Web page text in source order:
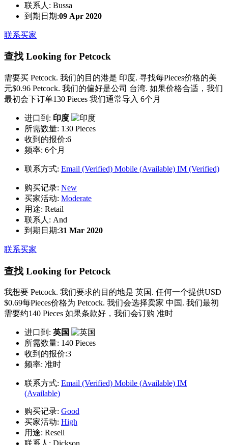
联系人: Bussa
到期日期:09 Apr 2020
联系买家
查找 Looking for Petcock
需要买 Petcock. 我们的目的港是 印度. 寻找每Pieces价格的美
元$0.96 Petcock. 我们的偏好是公司 台湾. 如果价格合适，我们
最初会下订单130 Pieces 我们通常导入 6个月
进口到: 印度
所需数量: 130 Pieces
收到的报价:6
频率: 6个月
联系方式: Email (Verified) Mobile (Available) IM (Verified)
购买记录: New
买家活动: Moderate
用途: Retail
联系人: And
到期日期:31 Mar 2020
联系买家
查找 Looking for Petcock
我想要 Petcock. 我们要求的目的地是 英国. 任何一个提供USD
$0.69每Pieces价格为 Petcock. 我们会选择卖家 中国. 我们最初
需要约140 Pieces 如果条款好，我们会订购 准时
进口到: 英国
所需数量: 140 Pieces
收到的报价:3
频率: 准时
联系方式: Email (Verified) Mobile (Available) IM
(Available)
购买记录: Good
买家活动: High
用途: Resell